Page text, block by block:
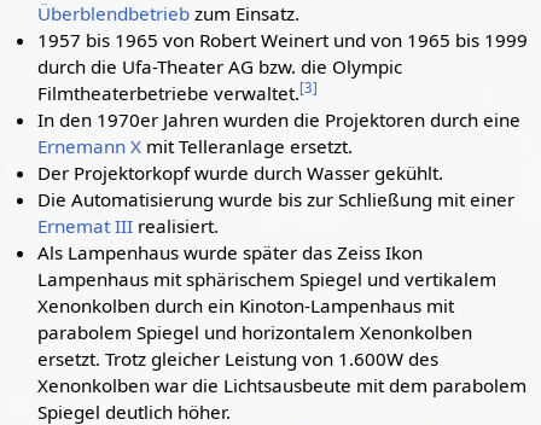
Überblendbetrieb zum Einsatz.
1957 bis 1965 von Robert Weinert und von 1965 bis 1999
durch die Ufa-Theater AG bzw. die Olympic
Filmtheaterbetriebe verwaltet.[3]
In den 1970er Jahren wurden die Projektoren durch eine
Ernemann X mit Telleranlage ersetzt.
Der Projektorkopf wurde durch Wasser gekühlt.
Die Automatisierung wurde bis zur Schließung mit einer
Ernemat III realisiert.
Als Lampenhaus wurde später das Zeiss Ikon
Lampenhaus mit sphärischem Spiegel und vertikalem
Xenonkolben durch ein Kinoton-Lampenhaus mit
parabolem Spiegel und horizontalem Xenonkolben
ersetzt. Trotz gleicher Leistung von 1.600W des
Xenonkolben war die Lichtsausbeute mit dem parabolem
Spiegel deutlich höher.